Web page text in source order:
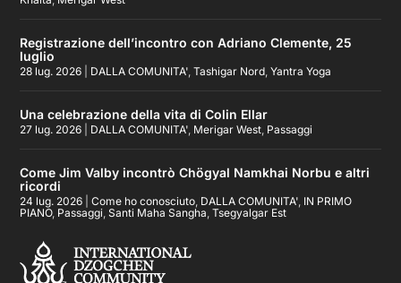
Registrazione dell’incontro con Adriano Clemente, 25
luglio
28 lug. 2026 DALLA COMUNITA',Tashigar Nord,Yantra Yoga
Una celebrazione della vita di Colin Ellar
27 lug. 2026 DALLA COMUNITA', Merigar West, Passaggi
Come Jim Valby incontrò Chögyal Namkhai Norbu e altri
ricordi
24 lug. 2026 |Come ho conosciuto, DALLA COMUNITA', IN PRIMO
PIANO, Passaggi,Santi Maha Sangha,Tsegyalgar Est